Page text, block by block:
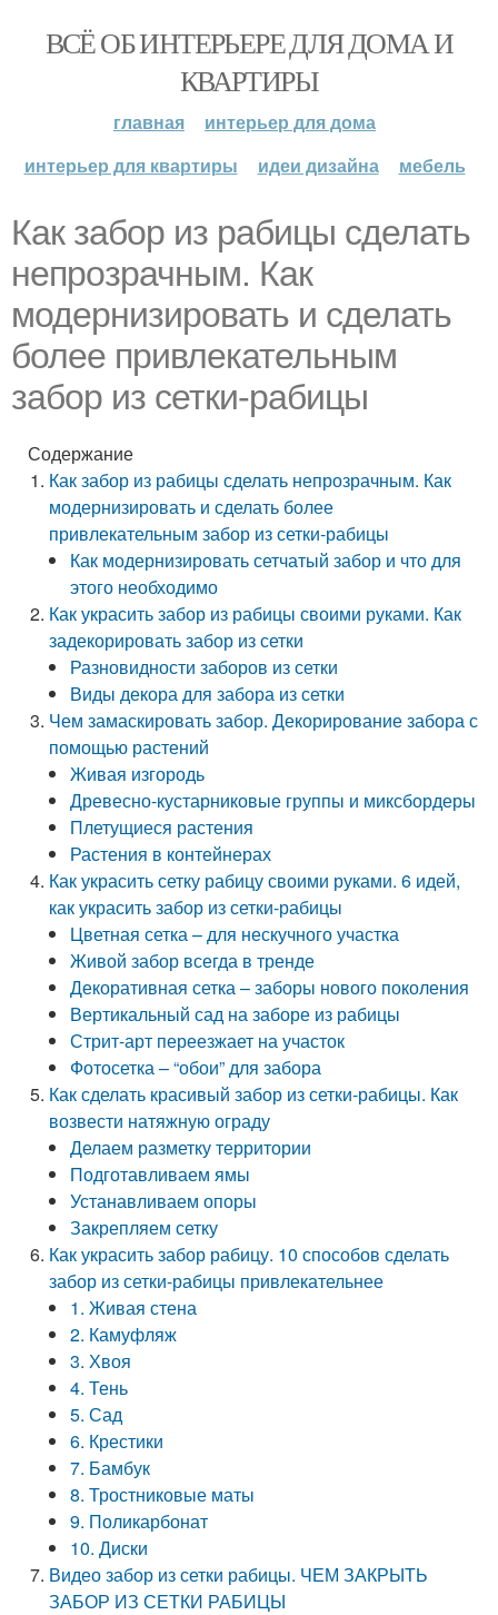
ВСЁ ОБ ИНТЕРЬЕРЕ ДЛЯ ДОМА И
КВАРТИРЫ
главная
интерьер для дома
интерьер для квартиры
идеи дизайна мебель
Как забор из рабицы сделать
непрозрачным. Как
модернизировать и сделать
более привлекательным
забор из сетки-рабицы
Содержание
Как забор из рабицы сделать непрозрачным. Как
модернизировать и сделать более
привлекательным забор из сетки-рабицы
Как модернизировать сетчатый забор и что для
этого необходимо
Как украсить забор из рабицы своими руками. Как
задекорировать забор из сетки
Разновидности заборов из сетки
Виды декора для забора из сетки
Чем замаскировать забор. Декорирование забора с
помощью растений
Живая изгородь
Древесно-кустарниковые группы и миксбордеры
Плетущиеся растения
Растения в контейнерах
Как украсить сетку рабицу своими руками. 6 идей,
как украсить забор из сетки-рабицы
Цветная сетка – для нескучного участка
Живой забор всегда в тренде
Декоративная сетка – заборы нового поколения
Вертикальный сад на заборе из рабицы
Стрит-арт переезжает на участок
Фотосетка – “обои” для забора
Как сделать красивый забор из сетки-рабицы. Как
возвести натяжную ограду
Делаем разметку территории
Подготавливаем ямы
Устанавливаем опоры
Закрепляем сетку
Как украсить забор рабицу. 10 способов сделать
забор из сетки-рабицы привлекательнее
1. Живая стена
2. Камуфляж
3. Хвоя
4. Тень
5. Сад
6. Крестики
7. Бамбук
8. Тростниковые маты
9. Поликарбонат
10. Диски
Видео забор из сетки рабицы. ЧЕМ ЗАКРЫТЬ
ЗАБОР ИЗ СЕТКИ РАБИЦЫ